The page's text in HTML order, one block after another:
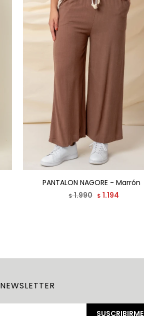
PANTALON NAGORE - Marrón
$1.990 $ 1.194
NEWSLETTER
SUSCRIBIRME